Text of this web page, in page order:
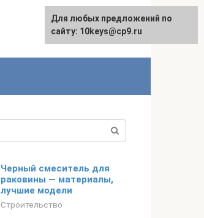
English
Черный смеситель для
раковины — материалы,
лучшие модели
Строительство
Для любых предложений по
сайту: 10keys@cp9.ru